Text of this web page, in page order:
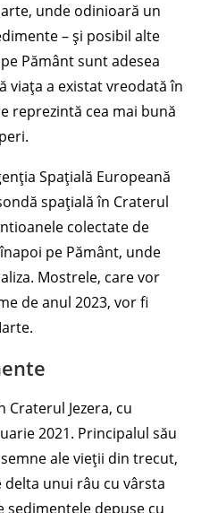
unde odinioară un
– și posibil alte
Pământ sunt adesea
viața a existat vreodată în
reprezintă cea mai bună
Spațială Europeană
spațială în Craterul
colectate de
pe Pământ, unde
Mostrele, care vor
de anul 2023, vor fi
Craterul Jezera, cu
2021. Principalul său
ale vieții din trecut,
unui râu cu vârsta
sedimentele depuse cu